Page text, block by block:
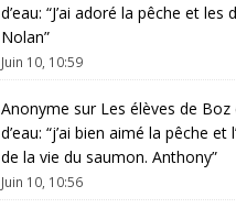
d’eau: “J’ai adoré la pêche et les
Nolan”
Juin 10, 10:59
Anonyme sur Les élèves de Boz
d’eau: “j’ai bien aimé la pêche et
de la vie du saumon. Anthony”
Juin 10, 10:56